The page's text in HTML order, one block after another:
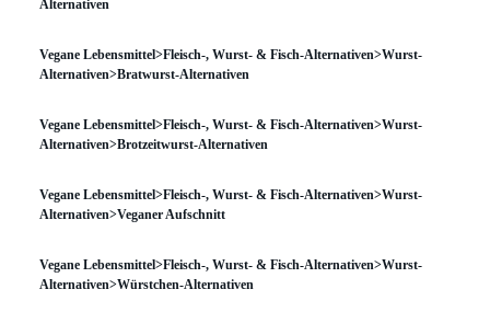
Alternativen
Vegane Lebensmittel>Fleisch-, Wurst- & Fisch-Alternativen>Wurst-
Alternativen>Bratwurst-Alternativen
Vegane Lebensmittel>Fleisch-, Wurst- & Fisch-Alternativen>Wurst-
Alternativen>Brotzeitwurst-Alternativen
Vegane Lebensmittel>Fleisch-, Wurst- & Fisch-Alternativen>Wurst-
Alternativen>Veganer Aufschnitt
Vegane Lebensmittel>Fleisch-, Wurst- & Fisch-Alternativen>Wurst-
Alternativen>Würstchen-Alternativen